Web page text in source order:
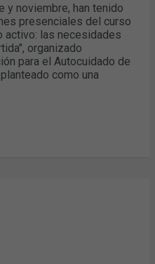
y noviembre, han tenido
presenciales del curso
activo: las necesidades
organizado
para el Autocuidado de
como una